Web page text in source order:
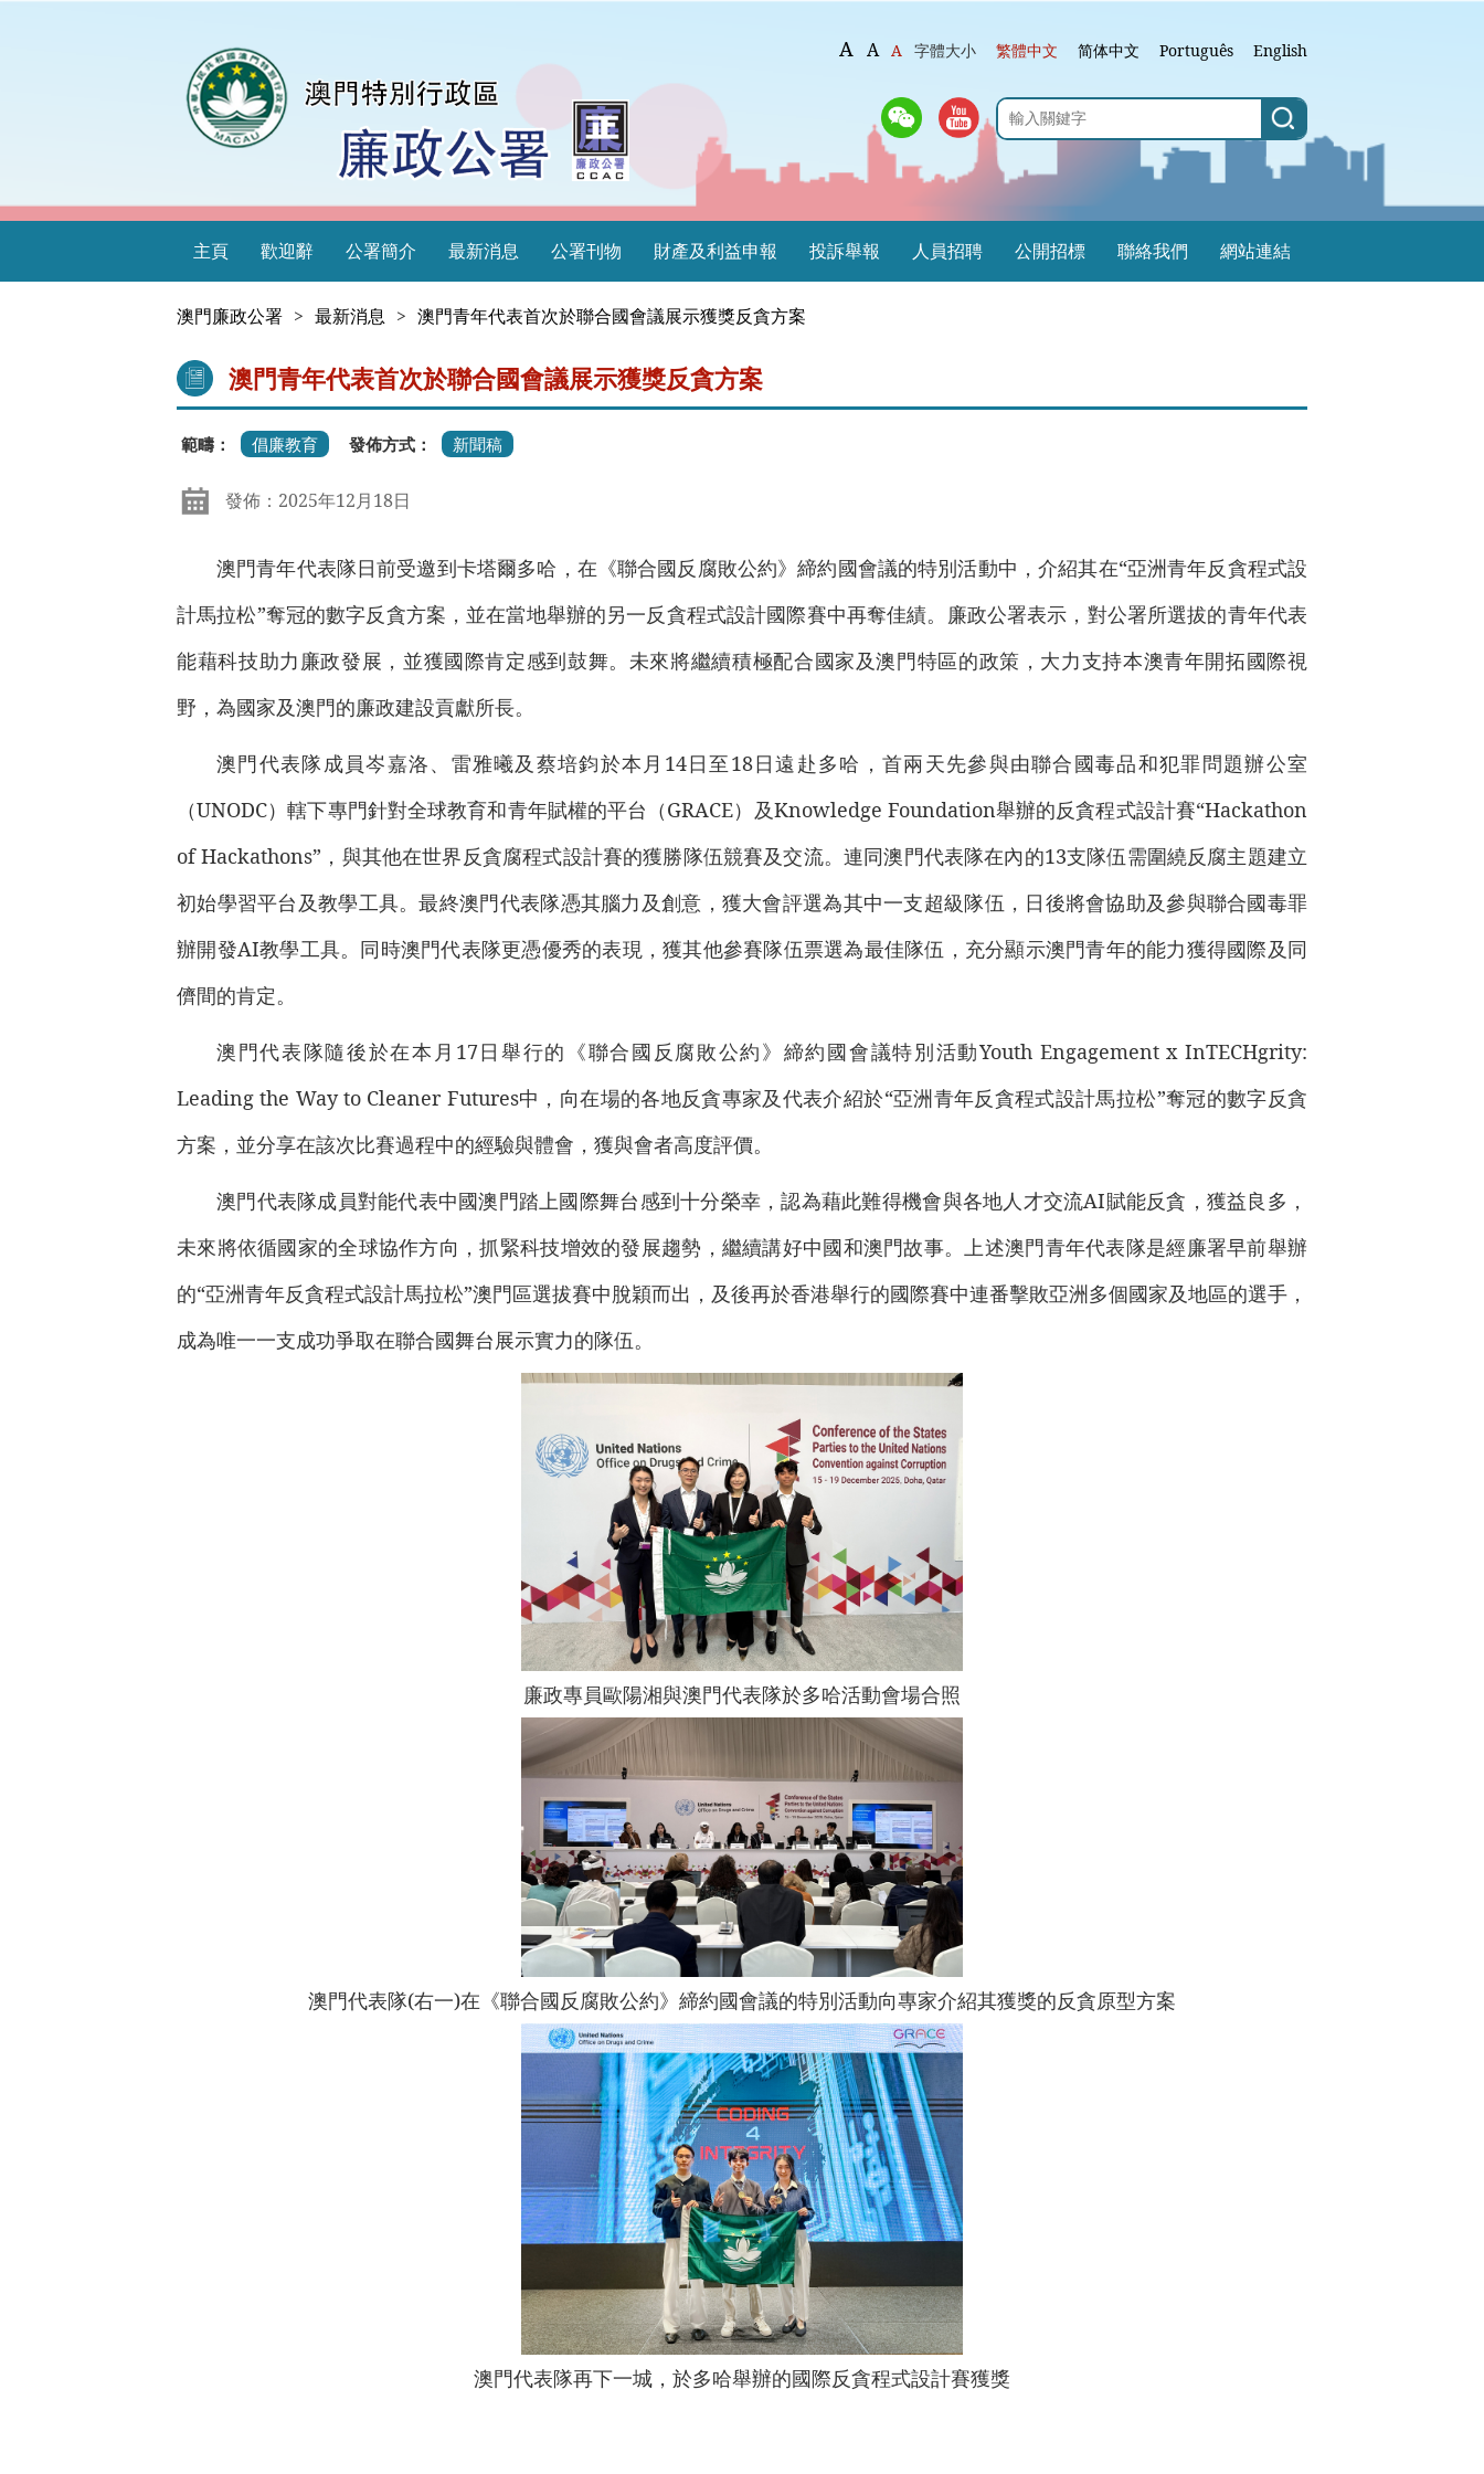
A A A 字體大小 繁體中文 简体中文 Português English
主頁 歡迎辭 公署簡介 最新消息 公署刊物 財產及利益申報 投訴舉報 人員招聘 公開招標 聯絡我們 網站連結
澳門廉政公署 > 最新消息 > 澳門青年代表首次於聯合國會議展示獲獎反貪方案
澳門青年代表首次於聯合國會議展示獲獎反貪方案
範疇： 倡廉教育 發佈方式： 新聞稿
發佈：2025年12月18日
澳門青年代表隊日前受邀到卡塔爾多哈，在《聯合國反腐敗公約》締約國會議的特別活動中，介紹其在“亞洲青年反貪程式設
計馬拉松”奪冠的數字反貪方案，並在當地舉辦的另一反貪程式設計國際賽中再奪佳績。廉政公署表示，對公署所選拔的青年代表
能藉科技助力廉政發展，並獲國際肯定感到鼓舞。未來將繼續積極配合國家及澳門特區的政策，大力支持本澳青年開拓國際視
野，為國家及澳門的廉政建設貢獻所長。
澳門代表隊成員岑嘉洛、雷雅曦及蔡培鈞於本月14日至18日遠赴多哈，首兩天先參與由聯合國毒品和犯罪問題辦公室
（UNODC）轄下專門針對全球教育和青年賦權的平台（GRACE）及Knowledge Foundation舉辦的反貪程式設計賽“Hackathon
of Hackathons”，與其他在世界反貪腐程式設計賽的獲勝隊伍競賽及交流。連同澳門代表隊在內的13支隊伍需圍繞反腐主題建立
初始學習平台及教學工具。最終澳門代表隊憑其腦力及創意，獲大會評選為其中一支超級隊伍，日後將會協助及參與聯合國毒罪
辦開發AI教學工具。同時澳門代表隊更憑優秀的表現，獲其他參賽隊伍票選為最佳隊伍，充分顯示澳門青年的能力獲得國際及同
儕間的肯定。
澳門代表隊隨後於在本月17日舉行的《聯合國反腐敗公約》締約國會議特別活動Youth Engagement x InTECHgrity:
Leading the Way to Cleaner Futures中，向在場的各地反貪專家及代表介紹於“亞洲青年反貪程式設計馬拉松”奪冠的數字反貪
方案，並分享在該次比賽過程中的經驗與體會，獲與會者高度評價。
澳門代表隊成員對能代表中國澳門踏上國際舞台感到十分榮幸，認為藉此難得機會與各地人才交流AI賦能反貪，獲益良多，
未來將依循國家的全球協作方向，抓緊科技增效的發展趨勢，繼續講好中國和澳門故事。上述澳門青年代表隊是經廉署早前舉辦
的“亞洲青年反貪程式設計馬拉松”澳門區選拔賽中脫穎而出，及後再於香港舉行的國際賽中連番擊敗亞洲多個國家及地區的選手，
成為唯一一支成功爭取在聯合國舞台展示實力的隊伍。
廉政專員歐陽湘與澳門代表隊於多哈活動會場合照
澳門代表隊(右一)在《聯合國反腐敗公約》締約國會議的特別活動向專家介紹其獲獎的反貪原型方案
澳門代表隊再下一城，於多哈舉辦的國際反貪程式設計賽獲獎